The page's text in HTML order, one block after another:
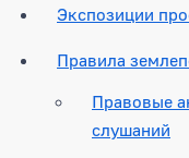
Экспозиции
Правила
Правовые
слушаний